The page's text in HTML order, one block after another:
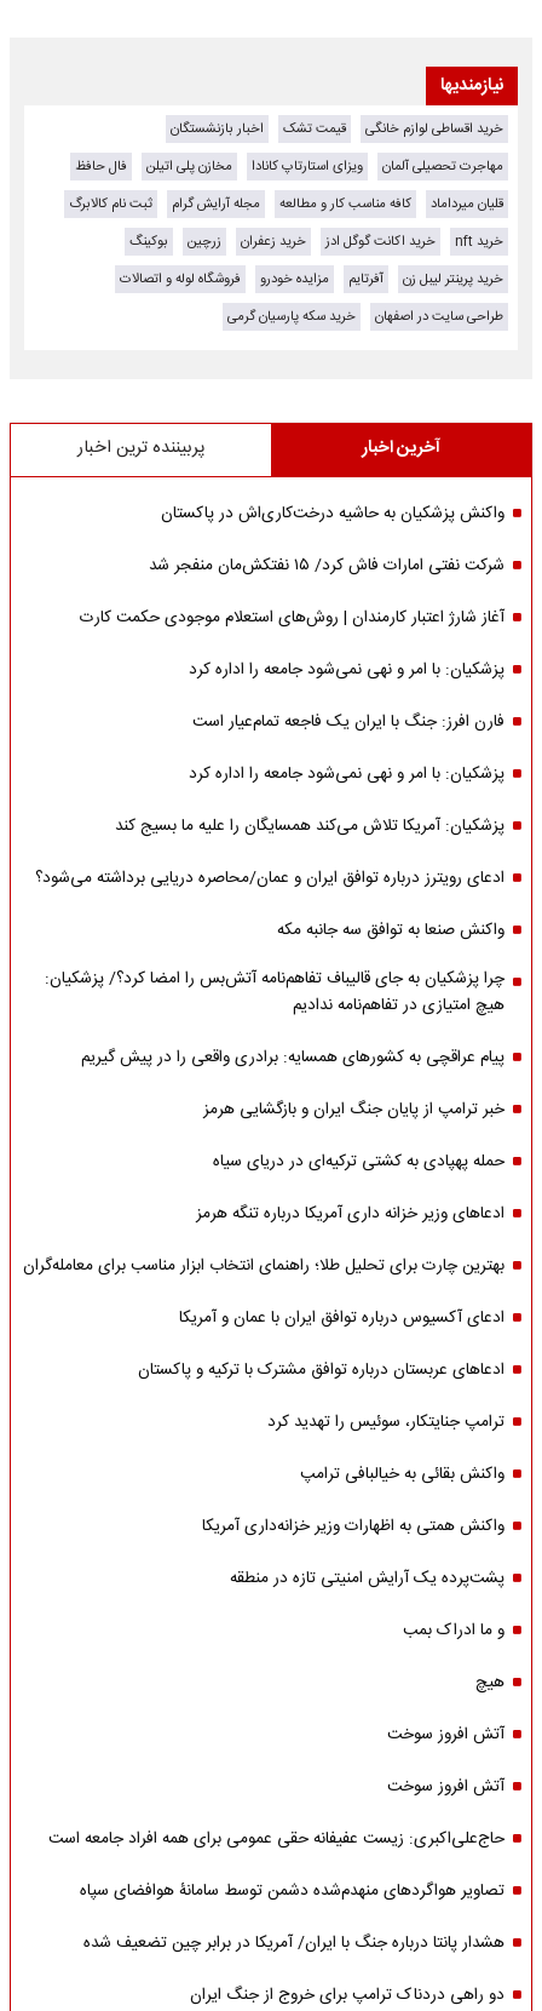
نیازمندیها
خرید اقساطی لوازم خانگی قیمت تشک
اخبار بازنشستگان
مهاجرت تحصیلی آلمان
ویزای استارتاپ کانادا مخازن پلی اتیلن
فال حافظ
قلیان میرداماد
کافه مناسب کار و مطالعه مجله آرایش گرام
ثبت نام کالابرگ
خرید nft
خرید اکانت گوگل ادز خرید زعفران زرچین
بوکینگ
خرید پرینتر لیبل زن
آفرتایم مزایده خودرو
فروشگاه لوله و اتصالات
طراحی سایت در اصفهان
خرید سکه پارسیان گرمی
آخرین اخبار پربیننده ترین اخبار
واکنش پزشکیان به حاشیه درخت‌کاری‌اش در پاکستان
شرکت نفتی امارات فاش کرد/ ۱۵ نفتکش‌مان منفجر شد
آغاز شارژ اعتبار کارمندان | روش‌های استعلام موجودی حکمت کارت
پزشکیان: با امر و نهی نمی‌شود جامعه را اداره کرد
فارن افرز: جنگ با ایران یک فاجعه تمام‌عیار است
پزشکیان: با امر و نهی نمی‌شود جامعه را اداره کرد
پزشکیان: آمریکا تلاش می‌کند همسایگان را علیه ما بسیج کند
ادعای رویترز درباره توافق ایران و عمان/محاصره دریایی برداشته می‌شود؟
واکنش صنعا به توافق سه جانبه مکه
چرا پزشکیان به جای قالیباف تفاهم‌نامه آتش‌بس را امضا کرد؟/ پزشکیان:
هیچ امتیازی در تفاهم‌نامه ندادیم
پیام عراقچی به کشورهای همسایه: برادری واقعی را در پیش گیریم
خبر ترامپ از پایان جنگ ایران و بازگشایی هرمز
حمله پهپادی به کشتی ترکیه‌ای در دریای سیاه
ادعاهای وزیر خزانه داری آمریکا درباره تنگه هرمز
بهترین چارت برای تحلیل طلا؛ راهنمای انتخاب ابزار مناسب برای معامله‌گران
ادعای آکسیوس درباره توافق ایران با عمان و آمریکا
ادعاهای عربستان درباره توافق مشترک با ترکیه و پاکستان
ترامپ جنایتکار، سوئیس را تهدید کرد
واکنش بقائی به خیالبافی ترامپ
واکنش همتی به اظهارات وزیر خزانه‌داری آمریکا
پشت‌پرده یک آرایش امنیتی تازه در منطقه
و ما ادراک بمب
هیچ
آتش افروز سوخت
آتش افروز سوخت
حاج‌علی‌اکبری: زیست عفیفانه حقی عمومی برای همه افراد جامعه است
تصاویر هواگردهای منهدم‌شده دشمن توسط سامانۀ هوافضای سپاه
هشدار پانتا درباره جنگ با ایران/ آمریکا در برابر چین تضعیف شده
دو راهی دردناک ترامپ برای خروج از جنگ ایران